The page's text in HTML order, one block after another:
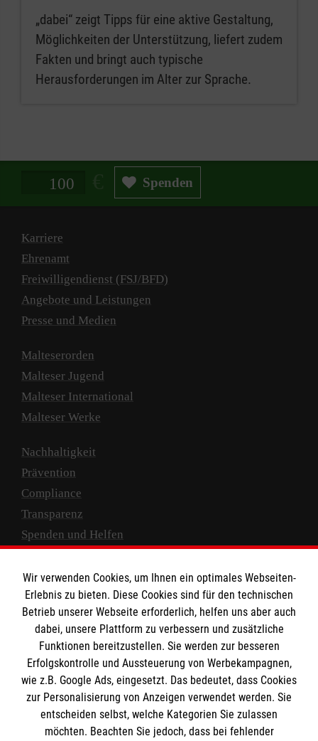
„dabei“ zeigt Tipps für eine aktive Gestaltung,
Möglichkeiten der Unterstützung, liefert zudem
Fakten und bringt auch typische
Herausforderungen im Alter zur Sprache.
Spendenbetrag in Euro Spenden
Karriere
Ehrenamt
Freiwilligendienst (FSJ/BFD)
Angebote und Leistungen
Presse und Medien
Malteserorden
Malteser Jugend
Malteser International
Malteser Werke
Nachhaltigkeit
Prävention
Compliance
Transparenz
Spenden und Helfen
Empfänger: Malteser Hilfsdienst e.V.
IBAN: DE10 3706 0120 1201 2000 12
BIC: GENODED 1PA7
Wir verwenden Cookies, um Ihnen ein optimales Webseiten-
Erlebnis zu bieten. Diese Cookies sind für den technischen
Betrieb unserer Webseite erforderlich, helfen uns aber auch
dabei, unsere Plattform zu verbessern und zusätzliche
Funktionen bereitzustellen. Sie werden zur besseren
Erfolgskontrolle und Aussteuerung von Werbekampagnen,
wie z.B. Google Ads, eingesetzt. Das bedeutet, dass Cookies
zur Personalisierung von Anzeigen verwendet werden. Sie
entscheiden selbst, welche Kategorien Sie zulassen
möchten. Beachten Sie jedoch, dass bei fehlender